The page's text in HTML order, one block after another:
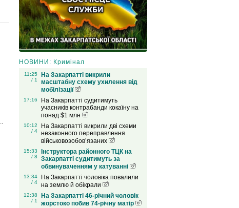
НОВИНИ: Кримінал
11:25
/ 1
На Закарпатті викрили
масштабну схему ухилення від
мобілізації
17:16
На Закарпатті судитимуть
учасників контрабанди кокаїну на
понад $1 млн
10:12
/ 4
На Закарпатті викрили дві схеми
незаконного переправлення
військовозобов’язаних
15:33
/ 8
Інструктора районного ТЦК на
Закарпатті судитимуть за
обвинуваченням у катуванні
13:34
/ 4
На Закарпатті чоловіка повалили
на землю й обікрали
12:38
/ 1
На Закарпатті 46-річний чоловік
жорстоко побив 74-річну матір